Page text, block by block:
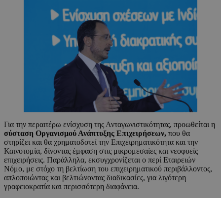
Για την περαιτέρω ενίσχυση της Ανταγωνιστικότητας, προωθείται η
σύσταση Οργανισμού Ανάπτυξης Επιχειρήσεων, που θα
στηρίζει και θα χρηματοδοτεί την Επιχειρηματικότητα και την
Καινοτομία, δίνοντας έμφαση στις μικρομεσαίες και νεοφυείς
επιχειρήσεις. Παράλληλα, εκσυγχρονίζεται ο περί Εταιρειών
Νόμο, με στόχο τη βελτίωση του επιχειρηματικού περιβάλλοντος,
απλοποιώντας και βελτιώνοντας διαδικασίες, για λιγότερη
γραφειοκρατία και περισσότερη διαφάνεια.